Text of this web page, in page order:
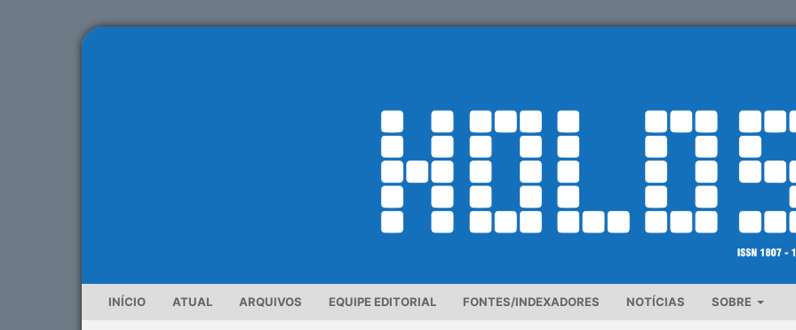
INÍCIO ATUAL ARQUIVOS EQUIPE EDITORIAL FONTES/INDEXADORES NOTÍCIAS SOBRE